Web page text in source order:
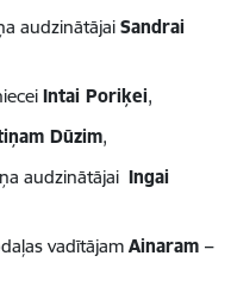
audzinātājai Sandrai
Intai Poriķei,
Dūzim,
audzinātājai Ingai
vadītājam Ainaram –